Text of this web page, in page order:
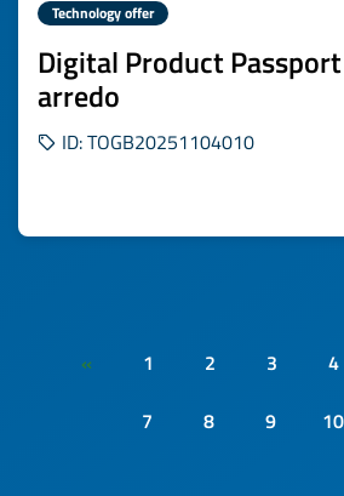
Technology offer
Digital Product
arredo
ID: TOGB20251104010
« 1 2 3 4
7
8 9 10